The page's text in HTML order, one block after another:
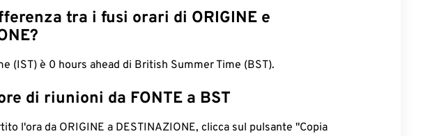
tra i fusi orari di ORIGINE e
(IST) è 0 hours ahead di British Summer Time (BST).
di riunioni da FONTE a BST
l'ora da ORIGINE a DESTINAZIONE, clicca sul pulsante "Copia